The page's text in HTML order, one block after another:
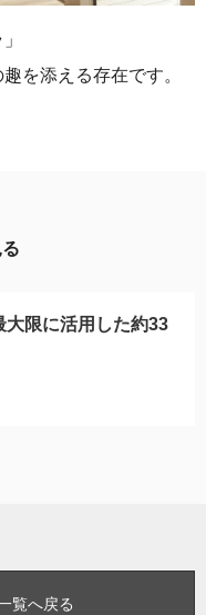
を添える存在です。
大限に活用した約33
覧へ戻る